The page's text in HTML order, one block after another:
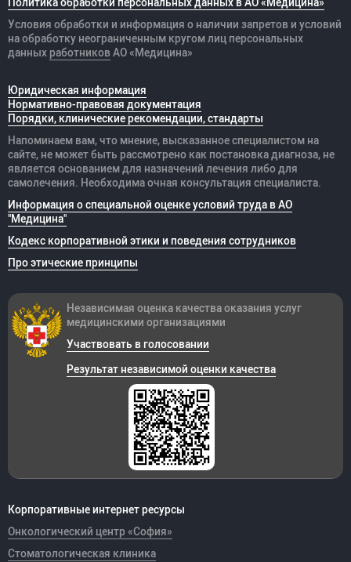
Условия обработки и информация о наличии запретов и условий
на обработку неограниченным кругом лиц персональных
данных работников АО «Медицина»
Юридическая информация
Нормативно-правовая документация
Порядки, клинические рекомендации, стандарты
Напоминаем вам, что мнение, высказанное специалистом на
сайте, не может быть рассмотрено как постановка диагноза, не
является основанием для назначений лечения либо для
самолечения. Необходима очная консультация специалиста.
Информация о специальной оценке условий труда в АО
"Медицина"
Кодекс корпоративной этики и поведения сотрудников
Про этические принципы
Корпоративные интернет ресурсы
Онкологический центр «София»
Стоматологическая клиника
Независимая оценка качества оказания услуг
медицинскими организациями
Участвовать в голосовании
Результат независимой оценки качества